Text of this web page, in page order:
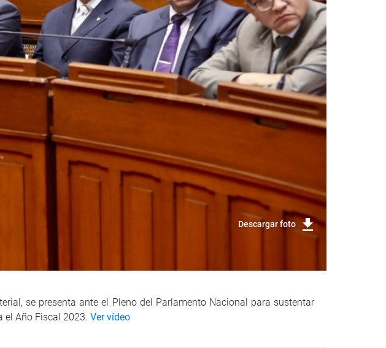
Descargar foto
se presenta ante el Pleno del Parlamento Nacional para sustentar
el Año Fiscal 2023. Ver vídeo